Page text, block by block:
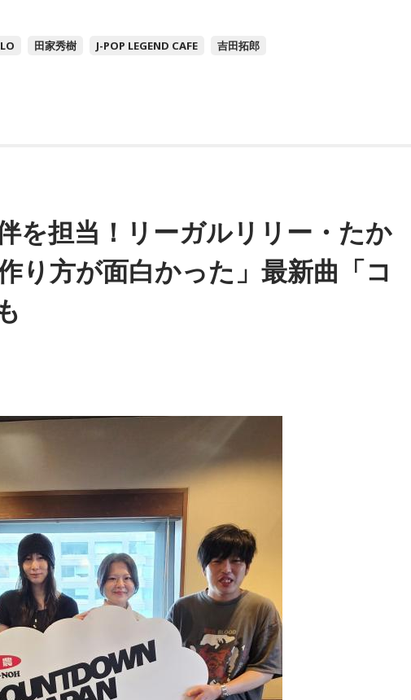
田家秀樹 J-POP LEGEND CAFE 吉田拓郎
を担当！リーガルリリー・たか
り方が面白かった」最新曲「コ